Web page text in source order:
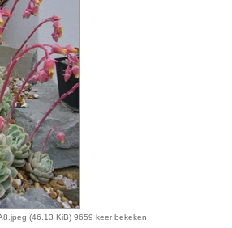
(46.13 KiB) 9659 keer bekeken